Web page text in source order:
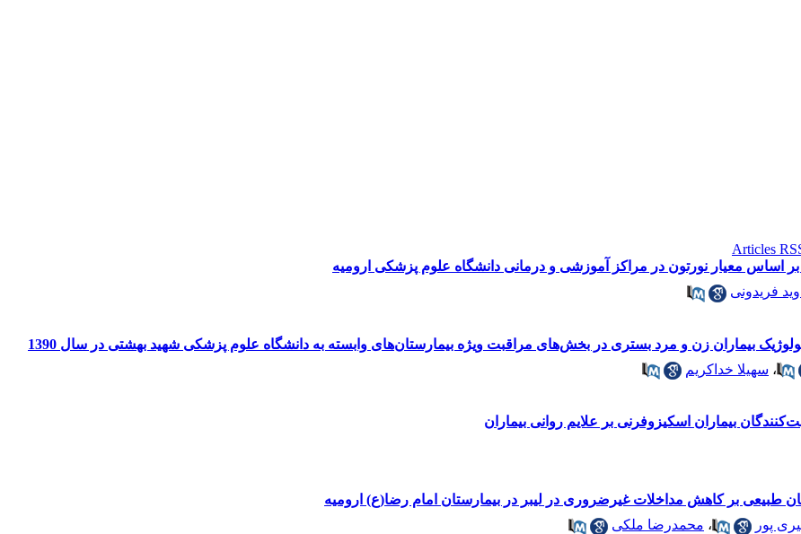
اساس معیار نورتون در مراکز آموزشی و درمانی دانشگاه علوم پزشکی ارومیه
فریدونی
بیماران زن و مرد بستری در بخش‌های مراقبت ویژه بیمارستان‌های وابسته به دانشگاه علوم پزشکی شهید بهشتی در سال 1390
، سهیلا خداکریم
بیماران اسکیزوفرنی بر علایم روانی بیماران
طبیعی بر کاهش مداخلات غیرضروری در لیبر در بیمارستان امام رضا(ع) ارومیه
پور ، محمدرضا ملکی